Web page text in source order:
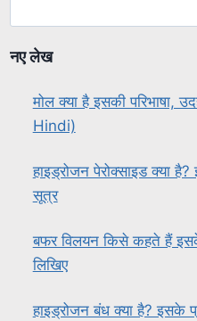
नए लेख
मोल क्या है इसकी परिभाषा,
Hindi)
हाइड्रोजन पेरोक्साइड क्या
सूत्र
बफर विलयन किसे कहते हैं
लिखिए
हाइड्रोजन बंध क्या है? इसके